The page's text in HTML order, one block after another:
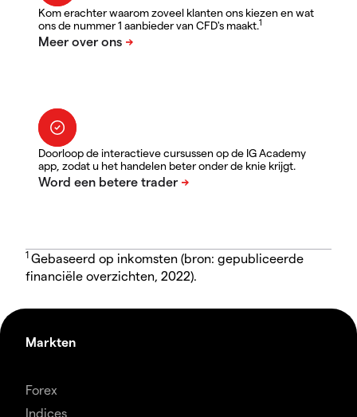
Kom erachter waarom zoveel klanten ons kiezen en wat
ons de nummer 1 aanbieder van CFD's maakt.1
Doorloop de interactieve cursussen op de IG Academy
app, zodat u het handelen beter onder de knie krijgt.
1 Gebaseerd op inkomsten (bron: gepubliceerde
financiële overzichten, 2022).
Markten
Forex
Indices